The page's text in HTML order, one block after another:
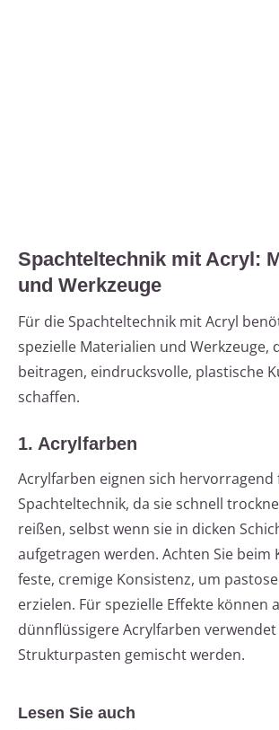
Spachteltechnik mit Acryl:
und Werkzeuge
Für die Spachteltechnik mit Acryl
spezielle Materialien und Werkzeuge,
beitragen, eindrucksvolle, plastische
schaffen.
1. Acrylfarben
Acrylfarben eignen sich hervorragend
Spachteltechnik, da sie schnell
reißen, selbst wenn sie in dicken
aufgetragen werden. Achten Sie beim
feste, cremige Konsistenz, um
erzielen. Für spezielle Effekte können
dünnflüssigere Acrylfarben
Strukturpasten gemischt werden.
Lesen Sie auch